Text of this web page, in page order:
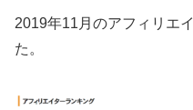
2019年11月のアフィリエ
た。